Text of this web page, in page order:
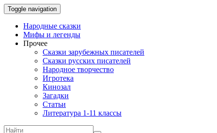
Toggle navigation
Народные сказки
Мифы и легенды
Прочее
Сказки зарубежных писателей
Сказки русских писателей
Народное творчество
Игротека
Кинозал
Загадки
Статьи
Литература 1-11 классы